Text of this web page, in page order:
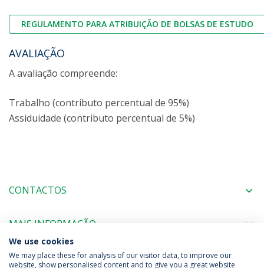
REGULAMENTO PARA ATRIBUIÇÃO DE BOLSAS DE ESTUDO
AVALIAÇÃO
A avaliação compreende:
Trabalho (contributo percentual de 95%)
Assiduidade (contributo percentual de 5%)
CONTACTOS
MAIS INFORMAÇÃO
We use cookies
We may place these for analysis of our visitor data, to improve our
website, show personalised content and to give you a great website